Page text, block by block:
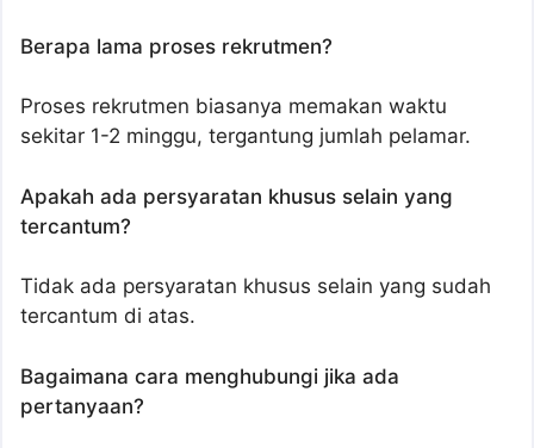
Berapa lama proses rekrutmen?
Proses rekrutmen biasanya memakan waktu
sekitar 1-2 minggu, tergantung jumlah pelamar.
Apakah ada persyaratan khusus selain yang
tercantum?
Tidak ada persyaratan khusus selain yang sudah
tercantum di atas.
Bagaimana cara menghubungi jika ada
pertanyaan?